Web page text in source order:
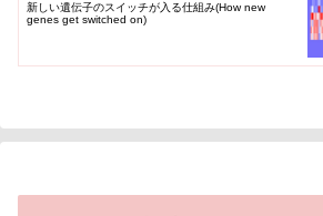
新しい遺伝子のスイッチが入る仕組み(How new
genes get switched on)